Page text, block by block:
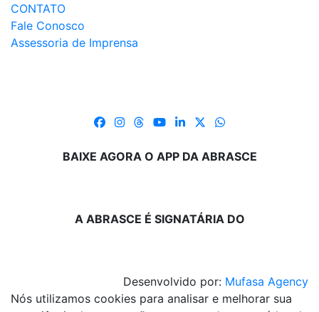
CONTATO
Fale Conosco
Assessoria de Imprensa
BAIXE AGORA O APP DA ABRASCE
A ABRASCE É SIGNATÁRIA DO
Desenvolvido por: Mufasa Agency
Nós utilizamos cookies para analisar e melhorar sua